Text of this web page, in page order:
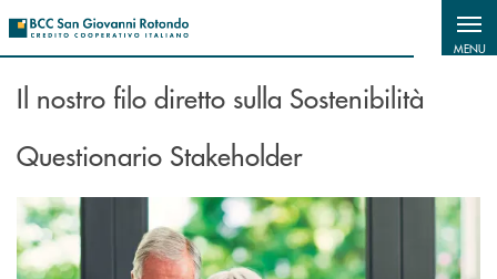
MENU
Il nostro filo diretto sulla Sostenibilità
Questionario Stakeholder